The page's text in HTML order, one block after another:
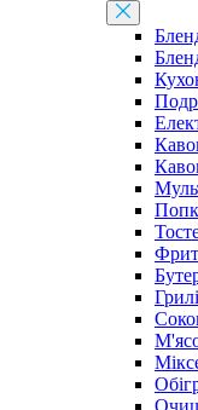
Грилі